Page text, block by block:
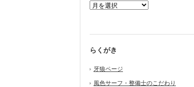
らくがき
牙狼ページ
風色サーフ・整備士のこだわり